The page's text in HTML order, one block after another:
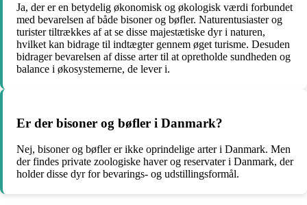
Ja, der er en betydelig økonomisk og økologisk værdi forbundet
med bevarelsen af både bisoner og bøfler. Naturentusiaster og
turister tiltrækkes af at se disse majestætiske dyr i naturen,
hvilket kan bidrage til indtægter gennem øget turisme. Desuden
bidrager bevarelsen af disse arter til at opretholde sundheden og
balance i økosystemerne, de lever i.
Er der bisoner og bøfler i Danmark?
Nej, bisoner og bøfler er ikke oprindelige arter i Danmark. Men
der findes private zoologiske haver og reservater i Danmark, der
holder disse dyr for bevarings- og udstillingsformål.